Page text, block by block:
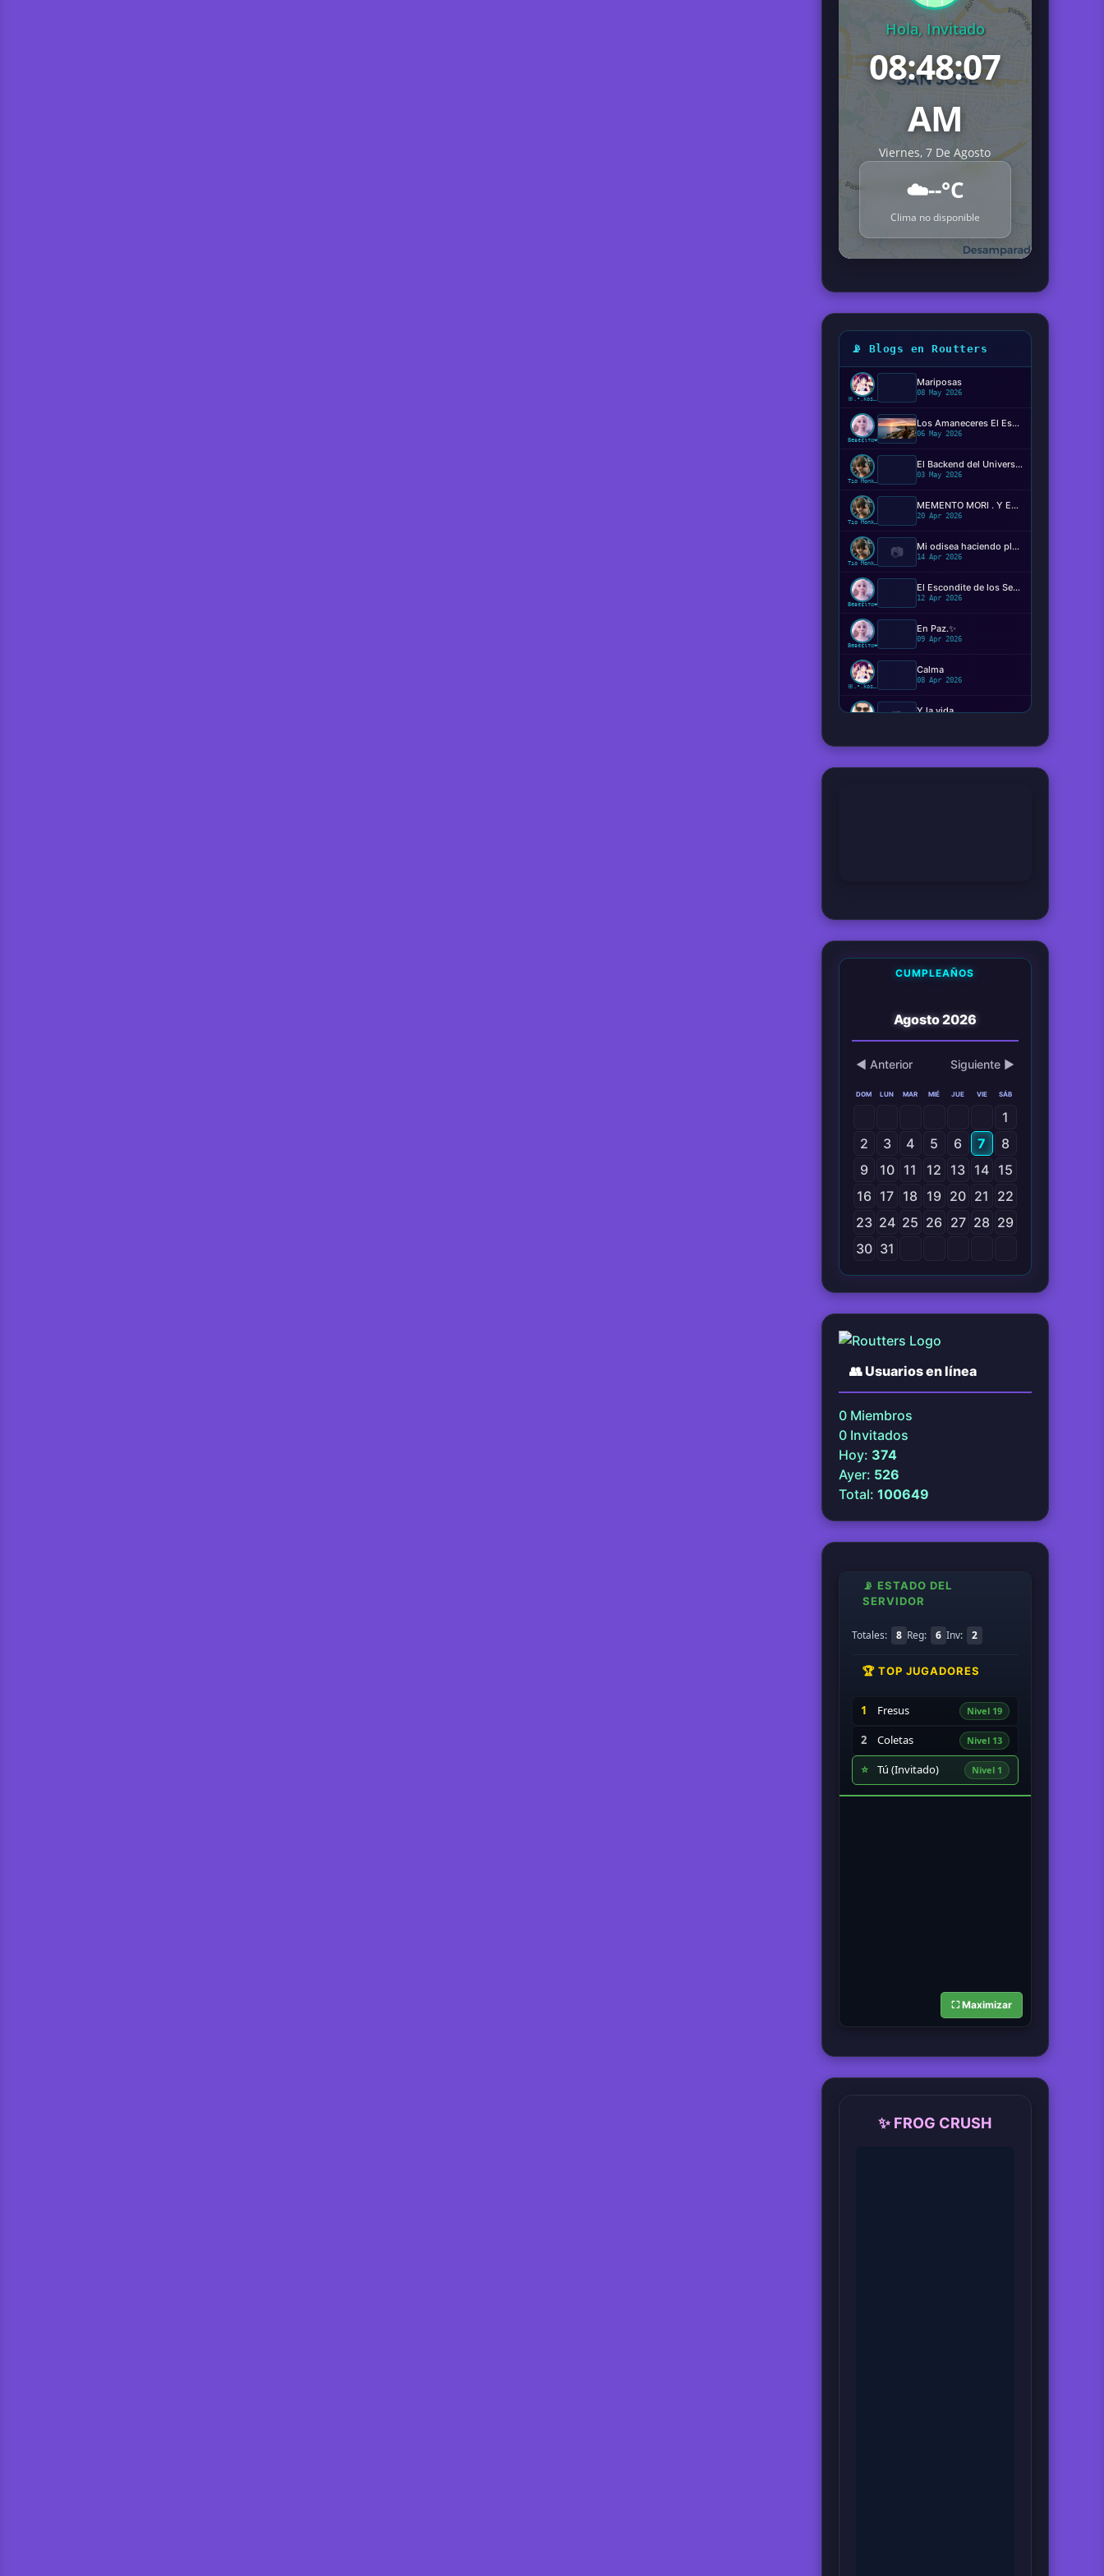
Hola, Invitado
08:48:08
AM
Viernes, 7 De Agosto
☁️--°C
Clima no disponible
📡 Blogs en Routters
ꕥ.•.kosaki.•.🦋
Mariposas
08 May 2026
Beвє¢ιтα❤️
Los Amaneceres El Espectáculo Silencioso ✨️
06 May 2026
Tío Monkey
El Backend del Universo: Determinismo, Conciencia y el Código de la Realidad
03 May 2026
Tío Monkey
MEMENTO MORI . Y EL MIEDO DE MORIR?
20 Apr 2026
Tío Monkey
📷 Mi odisea haciendo plugins
14 Apr 2026
Beвє¢ιтα❤️
El Escondite de los Sentimientos
12 Apr 2026
Beвє¢ιтα❤️
En Paz.✨️
09 Apr 2026
ꕥ.•.kosaki.•.🦋
Calma
08 Apr 2026
📷 Y la vida...
Tío Monkey
Hemos viajado verdaderamente en el tiempo ?
CUMPLEAÑOS
Agosto 2026
◀ Anterior Siguiente ▶
DOM LUN MAR MIÉ JUE VIE SÁB
1
2
3 4 5 6 7
8
9
10 11 12 13 14 15
16 17 18 19 20 21
22
23 24 25 26 27 28 29
30 31
👥Usuarios en línea
0 Miembros
0 Invitados
Hoy: 374
Ayer: 526
Total: 100649
📡 ESTADO DEL
SERVIDOR
Totales: 8 Reg: 6 Inv: 2
🏆 TOP JUGADORES
1 Fresus Nivel 19
2 Coletas Nivel 13
⭐ Tú (Invitado) Nivel 1
⛶ Maximizar
✨ FROG CRUSH